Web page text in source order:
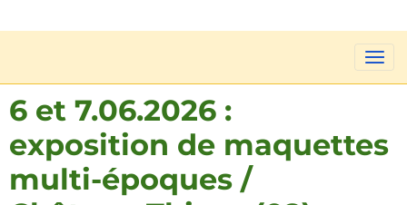
6 et 7.06.2026 :
exposition de maquettes
multi-époques /